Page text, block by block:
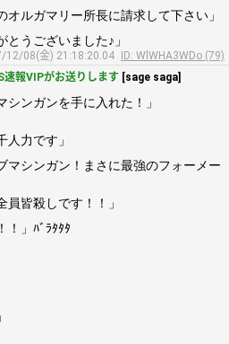
ルガマリー所長に請求して下さい」
うございました♪」
12/08(金) 21:18:20.04
ID: WlWHA3WDo (79)
速報VIPがお送りします [sage saga]
ンガンを手に入れた！」
力です」
マシンガン！まさに最強のフォーメー
皆殺しです！！」
！」ﾊﾞﾗﾀﾀﾀ